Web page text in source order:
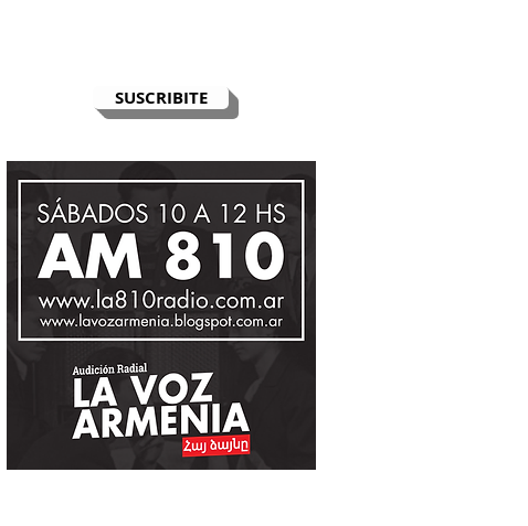
SUSCRIBITE